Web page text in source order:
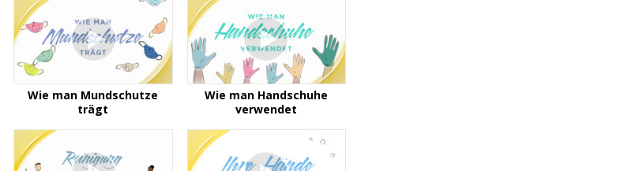
Wie man Mundschutze
trägt
Wie man Handschuhe
verwendet